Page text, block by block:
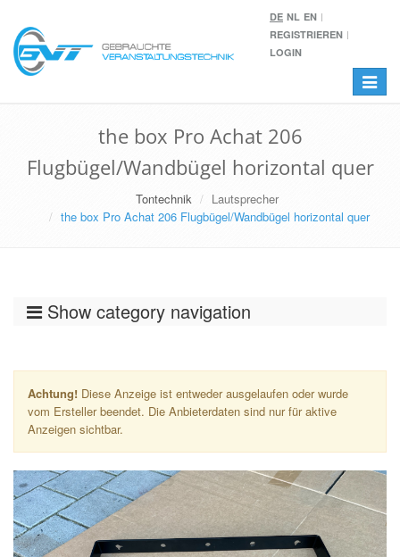
DE NL EN
REGISTRIEREN
LOGIN
Toggle
the box Pro Achat 206
Flugbügel/Wandbügel horizontal quer
Tontechnik
Lautsprecher
the box Pro Achat 206 Flugbügel/Wandbügel horizontal quer
Show category navigation
Achtung! Diese Anzeige ist entweder ausgelaufen oder wurde
vom Ersteller beendet. Die Anbieterdaten sind nur für aktive
Anzeigen sichtbar.